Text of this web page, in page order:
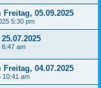
05.09.2025
5:30 pm
6:47 am
04.07.2025
10:41 am